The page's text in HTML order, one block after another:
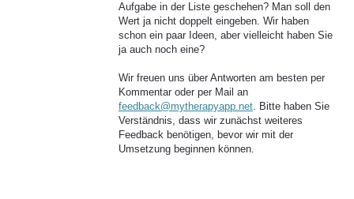
Aufgabe in der Liste geschehen? Man soll den
Wert ja nicht doppelt eingeben. Wir haben
schon ein paar Ideen, aber vielleicht haben Sie
ja auch noch eine?
Wir freuen uns über Antworten am besten per
Kommentar oder per Mail an
feedback@mytherapyapp.net. Bitte haben Sie
Verständnis, dass wir zunächst weiteres
Feedback benötigen, bevor wir mit der
Umsetzung beginnen können.